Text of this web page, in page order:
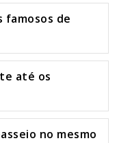
famosos de
até os
no mesmo